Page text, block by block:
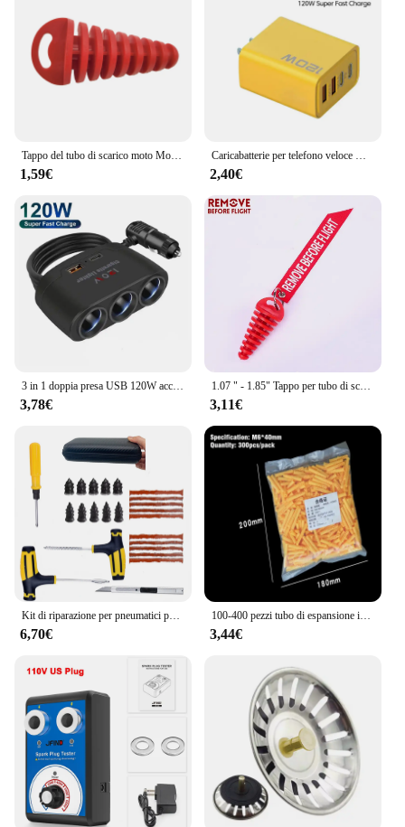
businesses looking to optimize their energy usage
and reduce costs.
1,59€ 2,40€
3,78€
1.07 " - 1.85" Tappo per tubo di scarico Moto Motocross Tubo di scappamento Tappo di spurgo aria in gomma Silenziatore di scarico Tappo di lavaggio Protezione per tubo
3,11€
Kit di riparazione per pneumatici per auto strumenti per tappi di perforazione foratura per pneumatici di emergenza per strisce di pneumatici Kit di strumenti di riparazione per colla di agitazione accessori per auto
6,70€
100-400 pezzi tubo di espansione in plastica a costine M6 M8 M10 tappo in gomma tubo di plastica colonna in nylon vite di espansione tappo di ancoraggio tappi a muro
3,44€